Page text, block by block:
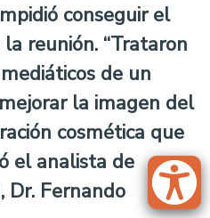
conseguir el
reunión. “Trataron
de un
la imagen del
cosmética que
el analista de
Dr. Fernando